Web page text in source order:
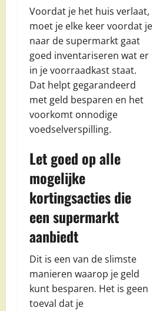
Voordat je het huis verlaat,
moet je elke keer voordat je
naar de supermarkt gaat
goed inventariseren wat er
in je voorraadkast staat.
Dat helpt gegarandeerd
met geld besparen en het
voorkomt onnodige
voedselverspilling.
Let goed op alle
mogelijke
kortingsacties die
een supermarkt
aanbiedt
Dit is een van de slimste
manieren waarop je geld
kunt besparen. Het is geen
toeval dat je